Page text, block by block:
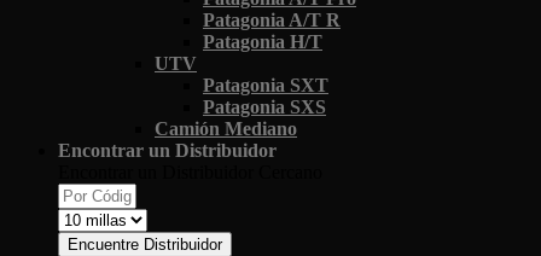
Patagonia A/T R
Patagonia H/T
UTV
Patagonia SXT
Patagonia SXS
Camión Mediano
Encontrar un Distribuidor
Encuentre Distribuidor